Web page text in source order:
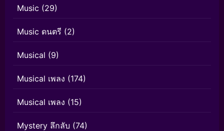
Music (29)
Music ดนตรี (2)
Musical (9)
Musical เพลง (174)
Musical เพลง (15)
Mystery ลึกลับ (74)